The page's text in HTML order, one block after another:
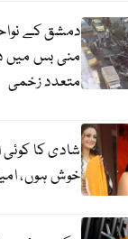
دمشق کے
متعدد زخمی
شادی کا کوئی
خوش ہوں،